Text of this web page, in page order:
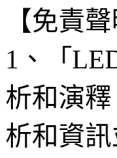
【免責聲
1、「
析和演
析和資